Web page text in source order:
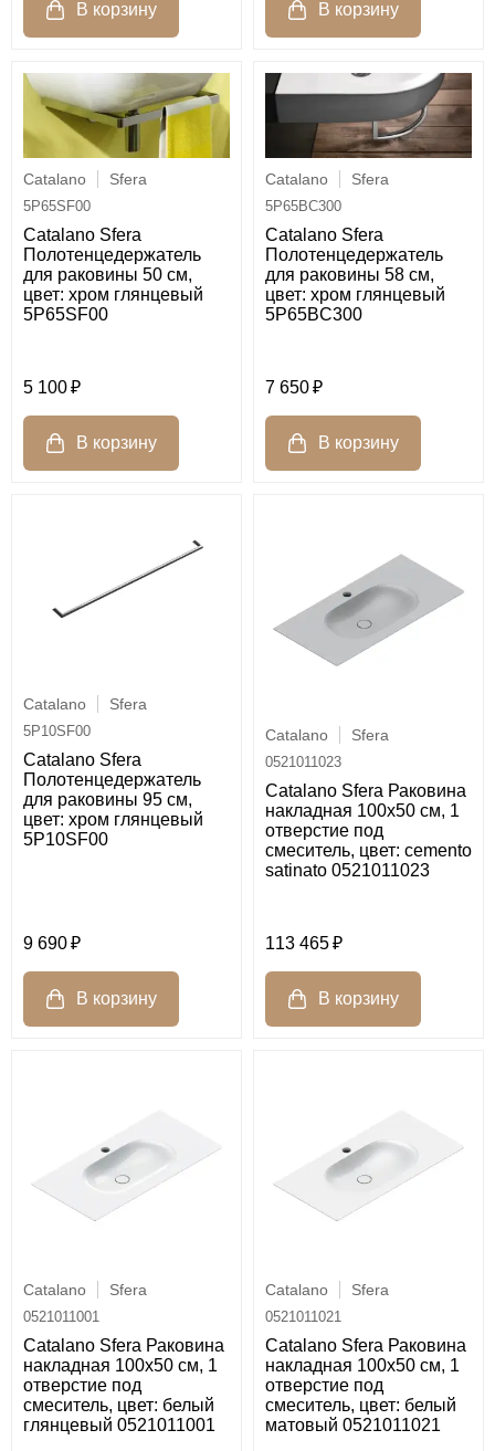
Catalano Sfera
5P65SF00
Catalano Sfera
Полотенцедержатель
для раковины 50 см,
цвет: хром глянцевый
5P65SF00
5 100
Catalano Sfera
5P65BC300
Catalano Sfera
Полотенцедержатель
для раковины 58 см,
цвет: хром глянцевый
5P65BC300
7 650
Catalano Sfera
5P10SF00
Catalano Sfera
Полотенцедержатель
для раковины 95 см,
цвет: хром глянцевый
5P10SF00
9 690
Catalano Sfera
0521011023
Catalano Sfera Раковина
накладная 100х50 см, 1
отверстие под
смеситель, цвет: cemento
satinato 0521011023
113 465
Catalano Sfera
0521011001
Catalano Sfera Раковина
накладная 100х50 см, 1
отверстие под
смеситель, цвет: белый
глянцевый 0521011001
Catalano Sfera
0521011021
Catalano Sfera Раковина
накладная 100х50 см, 1
отверстие под
смеситель, цвет: белый
матовый 0521011021